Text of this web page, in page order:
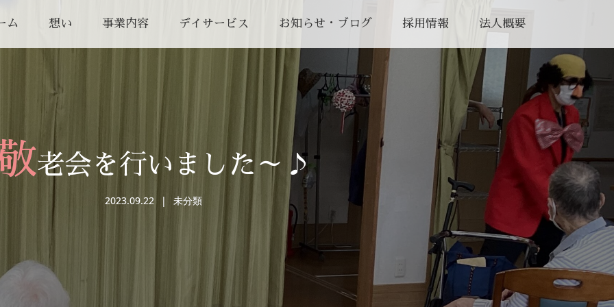
ム 想い 事業内容 デイサービス お知らせ・ブログ 採用情報 法人概要
老会を行いました～♪
2023.09.22 未分類